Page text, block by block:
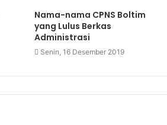
Nama-nama CPNS Boltim
yang Lulus Berkas
Administrasi
Senin, 16 Desember 2019